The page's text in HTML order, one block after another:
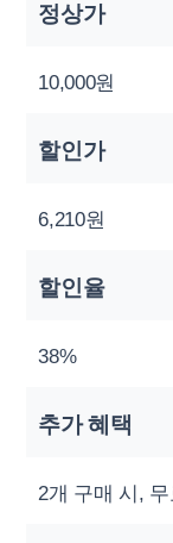
정상가
10,000원
할인가
6,210원
할인율
38%
추가 혜택
2개 구매 시,